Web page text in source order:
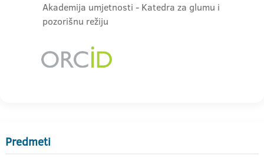
Akademija umjetnosti - Katedra za glumu i
pozorišnu režiju
Predmeti